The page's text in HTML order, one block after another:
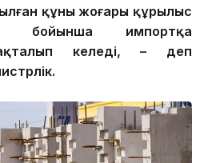
құны жоғары құрылыс
бойынша импортқа
келеді, – деп